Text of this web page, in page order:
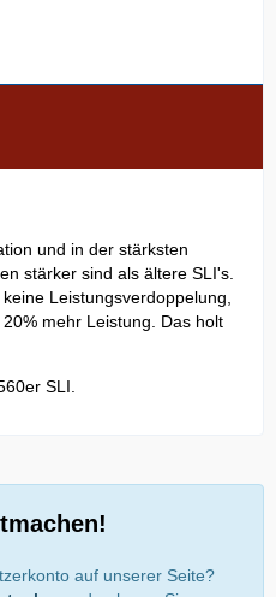
und in der stärksten
stärker sind als ältere SLI's.
Leistungsverdoppelung,
mehr Leistung. Das holt
SLI.
auf unserer Seite?